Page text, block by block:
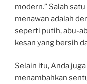
modern.” Salah
menawan adalah
seperti putih, abu-
kesan yang bersih
Selain itu, Anda
menambahkan